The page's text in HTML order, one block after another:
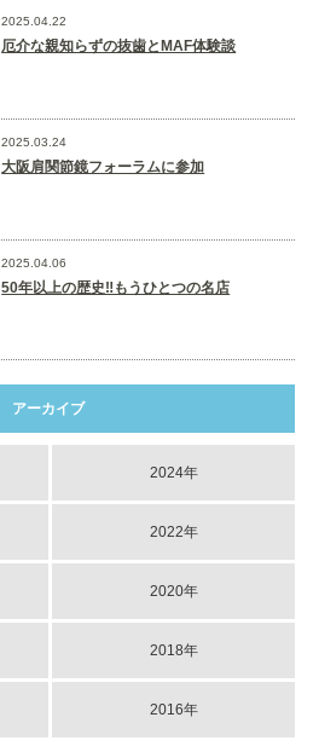
2025.04.22
厄介な親知らずの抜歯とMAF体験談
2025.03.24
大阪肩関節鏡フォーラムに参加
2025.04.06
50年以上の歴史‼️もうひとつの名店
アーカイブ
2024年
2022年
2020年
2018年
2016年